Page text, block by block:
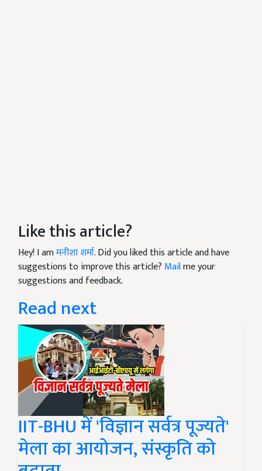
Like this article?
Hey! I amमनीशा शर्मा. Did you liked this article and have
suggestions to improve this article? Mailme your
suggestions and feedback.
Read next
IIT-BHU में 'विज्ञान सर्वत्र पूज्यते'
मेला का आयोजन, संस्कृति को